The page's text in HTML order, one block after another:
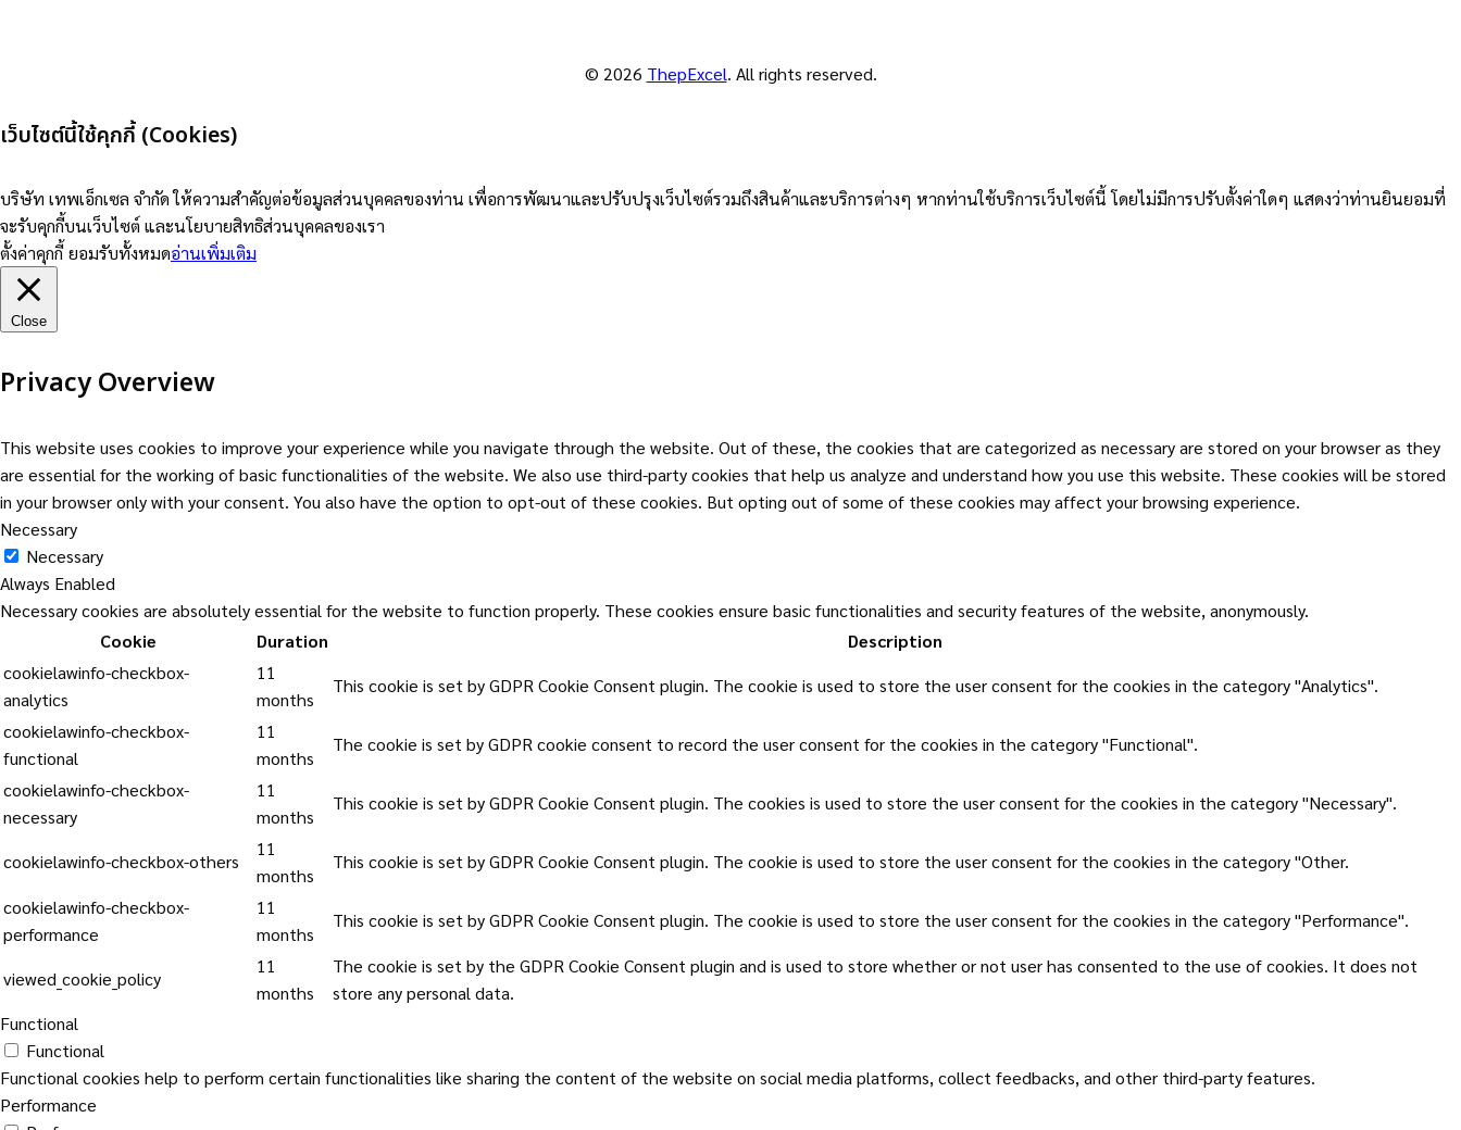
© 2026 ThepExcel. All rights reserved.
เว็บไซต์นี้ใช้คุกกี้ (Cookies)
บริษัท เทพเอ็กเซล จำกัด ให้ความสำคัญต่อข้อมูลส่วนบุคคลของท่าน เพื่อการพัฒนาและปรับปรุงเว็บไซต์รวมถึงสินค้าและบริการต่างๆ หากท่านใช้บริการเว็บไซต์นี้ โดยไม่มีการปรับตั้งค่าใดๆ แสดงว่าท่านยินยอมที่
จะรับคุกกี้บนเว็บไซต์ และนโยบายสิทธิส่วนบุคคลของเรา
ตั้งค่าคุกกี้ ยอมรับทั้งหมดอ่านเพิ่มเติม
Close
Privacy Overview
This website uses cookies to improve your experience while you navigate through the website. Out of these, the cookies that are categorized as necessary are stored on your browser as they
are essential for the working of basic functionalities of the website. We also use third-party cookies that help us analyze and understand how you use this website. These cookies will be stored
in your browser only with your consent. You also have the option to opt-out of these cookies. But opting out of some of these cookies may affect your browsing experience.
Necessary
Necessary
Always Enabled
Necessary cookies are absolutely essential for the website to function properly. These cookies ensure basic functionalities and security features of the website, anonymously.
Cookie
Duration
Description
cookielawinfo-checkbox-
analytics
11
months
This cookie is set by GDPR Cookie Consent plugin. The cookie is used to store the user consent for the cookies in the category "Analytics".
cookielawinfo-checkbox-
functional
11
months
The cookie is set by GDPR cookie consent to record the user consent for the cookies in the category "Functional".
cookielawinfo-checkbox-
necessary
11
months
This cookie is set by GDPR Cookie Consent plugin. The cookies is used to store the user consent for the cookies in the category "Necessary".
cookielawinfo-checkbox-others
11
months
This cookie is set by GDPR Cookie Consent plugin. The cookie is used to store the user consent for the cookies in the category "Other.
cookielawinfo-checkbox-
performance
11
months
This cookie is set by GDPR Cookie Consent plugin. The cookie is used to store the user consent for the cookies in the category "Performance".
viewed_cookie_policy
11
months
The cookie is set by the GDPR Cookie Consent plugin and is used to store whether or not user has consented to the use of cookies. It does not
store any personal data.
Functional
Functional
Functional cookies help to perform certain functionalities like sharing the content of the website on social media platforms, collect feedbacks, and other third-party features.
Performance